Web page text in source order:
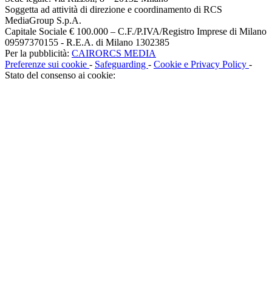
Soggetta ad attività di direzione e coordinamento di RCS
MediaGroup S.p.A.
Capitale Sociale € 100.000 – C.F./P.IVA/Registro Imprese di Milano
09597370155 - R.E.A. di Milano 1302385
Per la pubblicità: CAIRORCS MEDIA
Preferenze sui cookie - Safeguarding - Cookie e Privacy Policy -
Stato del consenso ai cookie: